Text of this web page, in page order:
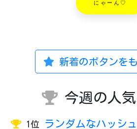
にゃーん♡
新着のボタンを
今週の人
1位
ランダムなハッシ